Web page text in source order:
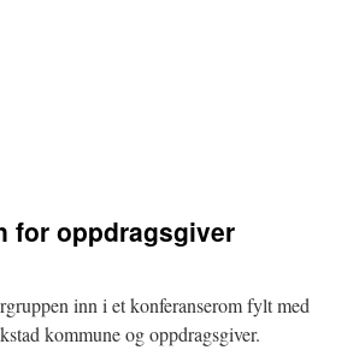
for oppdragsgiver
inn i et konferanserom fylt med
kommune og oppdragsgiver.